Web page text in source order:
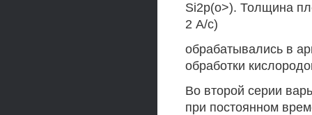
Si2p(o>). Толщина
2 А/с)
обрабатывались в
обработки
Во второй серии
при постоянном